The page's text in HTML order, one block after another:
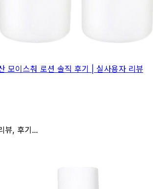
모이스춰 로션 솔직 후기 | 실사용자 리뷰
뷰, 후기...